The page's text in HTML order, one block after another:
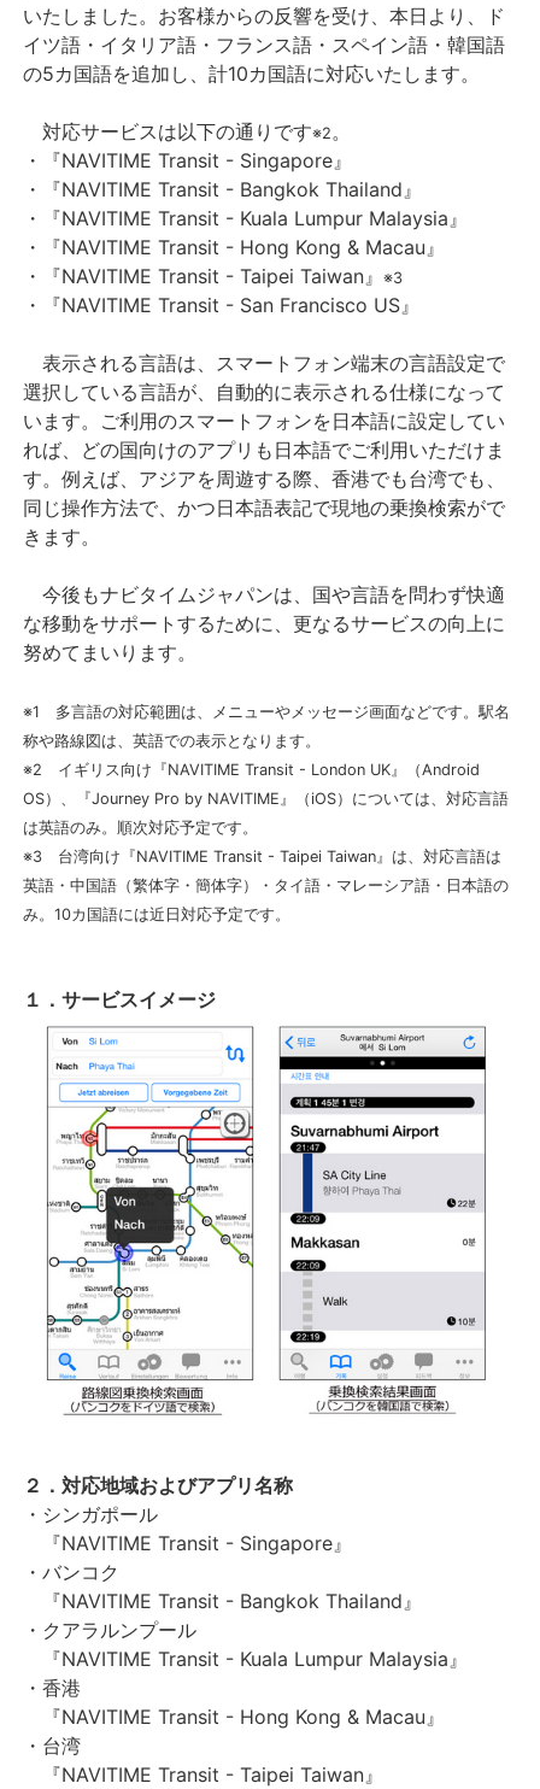
いたしました。お客様からの反響を受け、本日より、ド
イツ語・イタリア語・フランス語・スペイン語・韓国語
の5カ国語を追加し、計10カ国語に対応いたします。
対応サービスは以下の通りです※2。
・『NAVITIME Transit - Singapore』
・『NAVITIME Transit - Bangkok Thailand』
・『NAVITIME Transit - Kuala Lumpur Malaysia』
・『NAVITIME Transit - Hong Kong & Macau』
・『NAVITIME Transit - Taipei Taiwan』※3
・『NAVITIME Transit - San Francisco US』
表示される言語は、スマートフォン端末の言語設定で
選択している言語が、自動的に表示される仕様になって
います。ご利用のスマートフォンを日本語に設定してい
れば、どの国向けのアプリも日本語でご利用いただけま
す。例えば、アジアを周遊する際、香港でも台湾でも、
同じ操作方法で、かつ日本語表記で現地の乗換検索がで
きます。
今後もナビタイムジャパンは、国や言語を問わず快適
な移動をサポートするために、更なるサービスの向上に
努めてまいります。
※1 多言語の対応範囲は、メニューやメッセージ画面などです。駅名
称や路線図は、英語での表示となります。
※2 イギリス向け『NAVITIME Transit - London UK』（Android
OS）、『Journey Pro by NAVITIME』（iOS）については、対応言語
は英語のみ。順次対応予定です。
※3 台湾向け『NAVITIME Transit - Taipei Taiwan』は、対応言語は
英語・中国語（繁体字・簡体字）・タイ語・マレーシア語・日本語の
み。10カ国語には近日対応予定です。
１．サービスイメージ
２．対応地域およびアプリ名称
・シンガポール
『NAVITIME Transit - Singapore』
・バンコク
『NAVITIME Transit - Bangkok Thailand』
・クアラルンプール
『NAVITIME Transit - Kuala Lumpur Malaysia』
・香港
『NAVITIME Transit - Hong Kong & Macau』
・台湾
『NAVITIME Transit - Taipei Taiwan』